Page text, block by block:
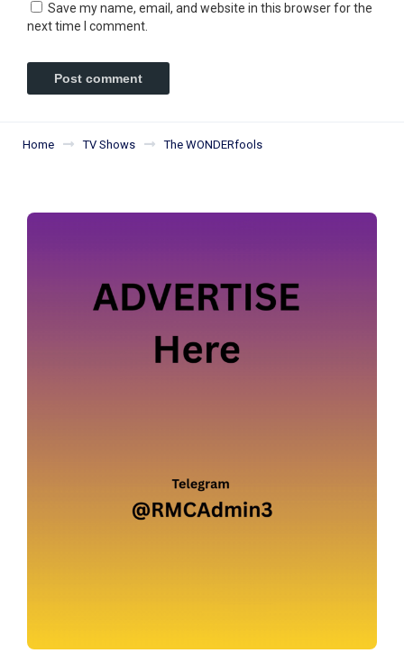
Save my name, email, and website in this browser for the
next time I comment.
Home TV Shows The WONDERfools